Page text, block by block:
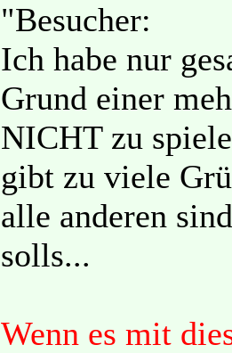
"Besucher:
Ich habe nur
Grund einer
NICHT zu
gibt zu viele
alle anderen
solls...
Wenn es mit